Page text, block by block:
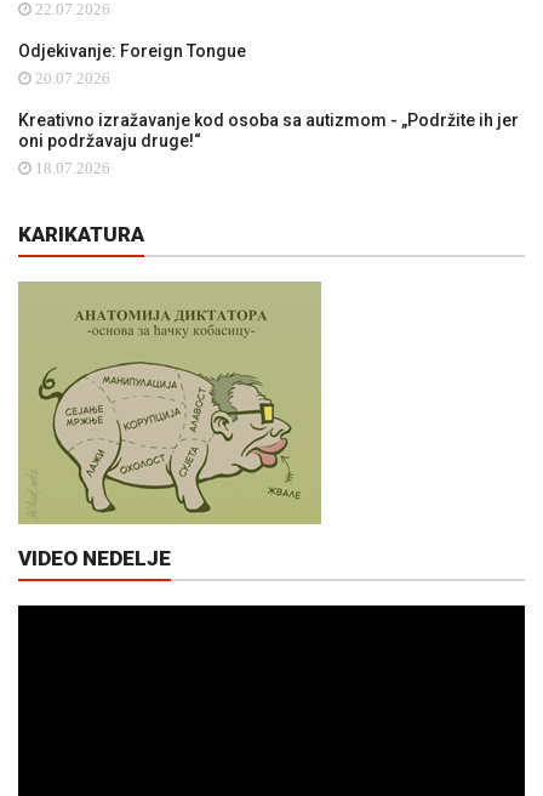
22.07.2026
Odjekivanje: Foreign Tongue
20.07.2026
Kreativno izražavanje kod osoba sa autizmom - „Podržite ih jer
oni podržavaju druge!“
18.07.2026
KARIKATURA
VIDEO NEDELJE